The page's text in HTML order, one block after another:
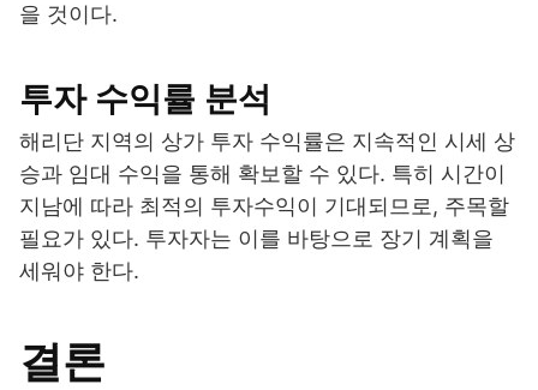
을 것이다.
투자 수익률 분석
해리단 지역의 상가 투자 수익률은 지속적인 시세 상
승과 임대 수익을 통해 확보할 수 있다. 특히 시간이
지남에 따라 최적의 투자수익이 기대되므로, 주목할
필요가 있다. 투자자는 이를 바탕으로 장기 계획을
세워야 한다.
결론